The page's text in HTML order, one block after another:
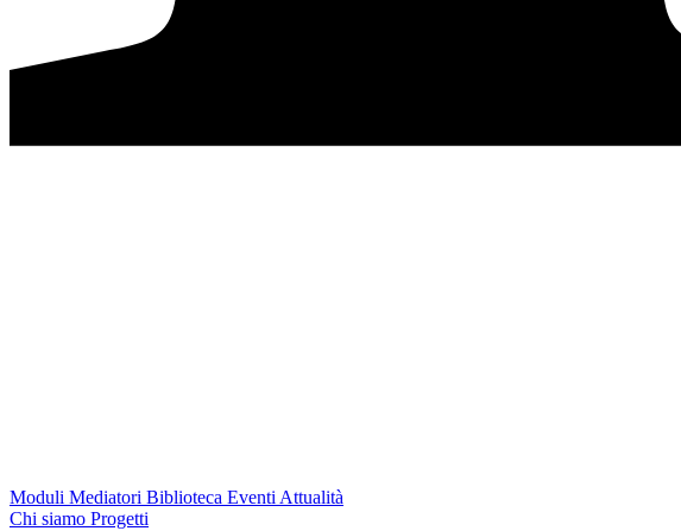
Moduli Mediatori Biblioteca Eventi Attualità
Chi siamo Progetti